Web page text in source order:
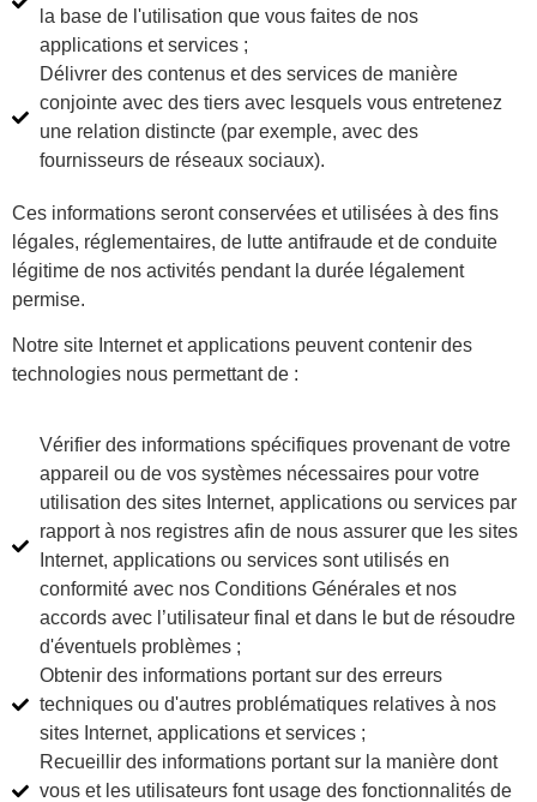
la base de l'utilisation que vous faites de nos
applications et services ;
Délivrer des contenus et des services de manière
conjointe avec des tiers avec lesquels vous entretenez
une relation distincte (par exemple, avec des
fournisseurs de réseaux sociaux).
Ces informations seront conservées et utilisées à des fins
légales, réglementaires, de lutte antifraude et de conduite
légitime de nos activités pendant la durée légalement
permise.
Notre site Internet et applications peuvent contenir des
technologies nous permettant de :
Vérifier des informations spécifiques provenant de votre
appareil ou de vos systèmes nécessaires pour votre
utilisation des sites Internet, applications ou services par
rapport à nos registres afin de nous assurer que les sites
Internet, applications ou services sont utilisés en
conformité avec nos Conditions Générales et nos
accords avec l’utilisateur final et dans le but de résoudre
d'éventuels problèmes ;
Obtenir des informations portant sur des erreurs
techniques ou d'autres problématiques relatives à nos
sites Internet, applications et services ;
Recueillir des informations portant sur la manière dont
vous et les utilisateurs font usage des fonctionnalités de